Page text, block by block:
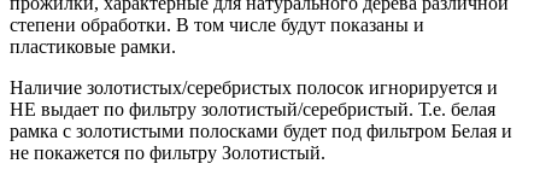
степени обработки. В том числе будут показаны и
пластиковые рамки.
Наличие золотистых/серебристых полосок игнорируется и
НЕ выдает по фильтру золотистый/серебристый. Т.е. белая
рамка с золотистыми полосками будет под фильтром Белая и
не покажется по фильтру Золотистый.